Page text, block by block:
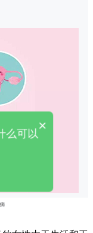
×
么可以